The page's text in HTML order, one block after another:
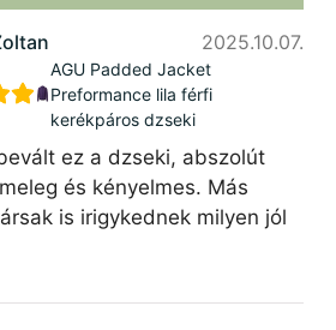
2025.10.07.
AGU Padded Jacket
Preformance lila férfi
kerékpáros dzseki
ez a dzseki, abszolút
és kényelmes. Más
is irigykednek milyen jól